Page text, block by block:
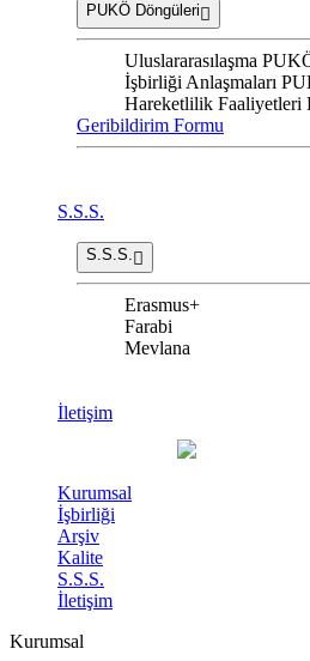
PUKÖ Döngüleri
Uluslararasılaşma
İşbirliği Anlaşmaları
Hareketlilik Faaliyetleri
Geribildirim Formu
S.S.S.
S.S.S.
Erasmus+
Farabi
Mevlana
İletişim
Kurumsal
İşbirliği
Arşiv
Kalite
S.S.S.
İletişim
Kurumsal